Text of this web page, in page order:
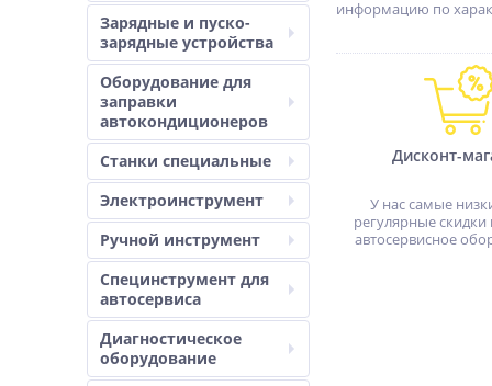
Зарядные и пуско-
зарядные устройства
Оборудование для
заправки
автокондиционеров
Станки специальные
Электроинструмент
Ручной инструмент
Специнструмент для
автосервиса
Диагностическое
оборудование
информацию по
Дисконт-
У нас самые
регулярные скидки
автосервисное